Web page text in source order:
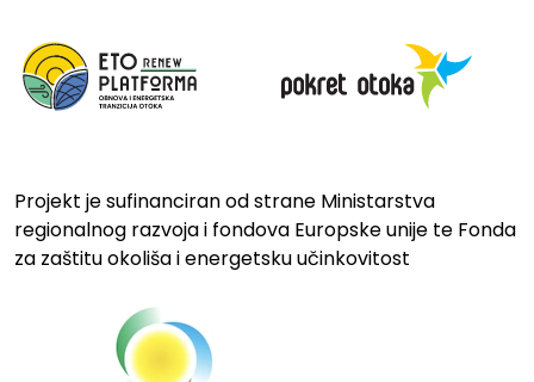
Projekt je sufinanciran od strane Ministarstva
regionalnog razvoja i fondova Europske unije te Fonda
za zaštitu okoliša i energetsku učinkovitost